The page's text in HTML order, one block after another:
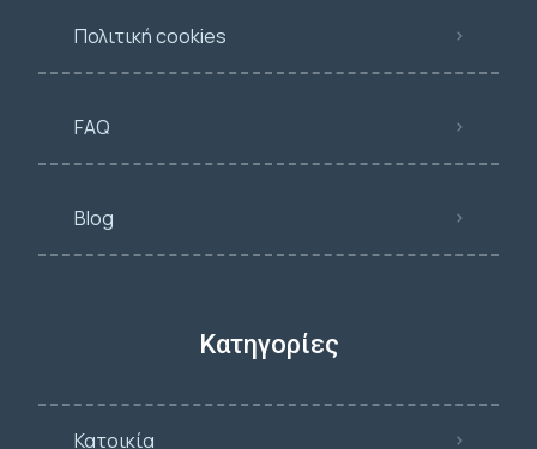
Πολιτική cookies
FAQ
Blog
Κατηγορίες
Κατοικία